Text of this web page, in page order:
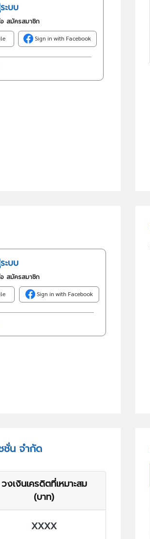
ะบบ
สมัครสมาชิก
Sign in with Facebook
ะบบ
สมัครสมาชิก
Sign in with Facebook
ชั่น จำกัด
วงเงินเครดิตที่เหมาะสม
(บาท)
XXXX